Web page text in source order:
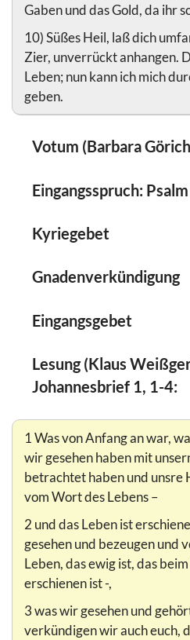
Gaben und das Gold, da ihr
10) Süßes Heil, laß dich
Zier, unverrückt anhangen.
Leben; nun kann ich mich
geben.
Votum (Barbara
Eingangsspruch:
Kyriegebet
Gnadenverkündigung
Eingangsgebet
Lesung (Klaus
Johannesbrief 1, 1-4:
1 Was von Anfang an war,
wir gesehen haben mit
betrachtet haben und unsre
vom Wort des Lebens –
2 und das Leben ist
gesehen und bezeugen und
Leben, das ewig ist, das
erschienen ist -,
3 was wir gesehen und
verkündigen wir auch euch,